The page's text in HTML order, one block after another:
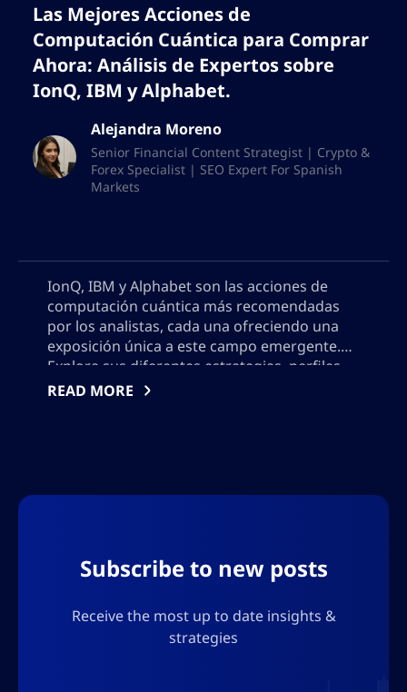
Las Mejores Acciones de
Computación Cuántica para Comprar
Ahora: Análisis de Expertos sobre
IonQ, IBM y Alphabet.
Alejandra Moreno
Senior Financial Content Strategist | Crypto &
Forex Specialist | SEO Expert For Spanish
Markets
IonQ, IBM y Alphabet son las acciones de
computación cuántica más recomendadas
por los analistas, cada una ofreciendo una
exposición única a este campo emergente.
Explora sus diferentes estrategias, perfiles
de riesgo y potencial para el crecimiento a
formato json.
READ MORE
Subscribe to new posts
Receive the most up to date insights &
strategies